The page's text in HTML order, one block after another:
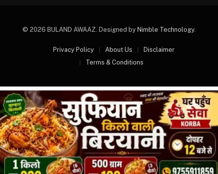
© 2026 BULAND AWAAZ. Designed by Nimble Technology.
Privacy Policy About Us
Disclaimer
Terms & Conditions